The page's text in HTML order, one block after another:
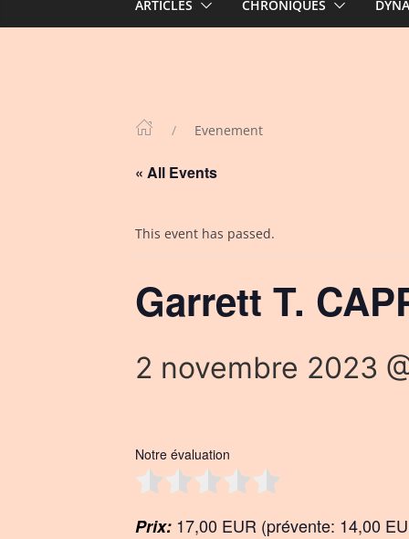
ARTICLES CHRONIQUES
Evenement
« All Events
This event has passed.
Garrett T.
2 novembre 2023
Notre évaluation
Prix: 17,00 EUR (prévente: 14,00